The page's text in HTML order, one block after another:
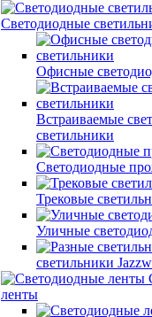
Светодиодные
Офисные
Встраиваемые
светильники
Светодиодные
Трековые
Уличные
светильники
ленты